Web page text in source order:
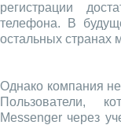
регистрации
телефона. В
остальных странах
Однако компания не
Пользователи,
Messenger через